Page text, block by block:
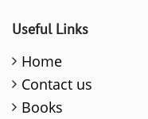
Useful Links
Home
Contact us
Books